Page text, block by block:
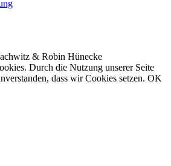
& Robin Hünecke
Durch die Nutzung unserer Seite
dass wir Cookies setzen. OK